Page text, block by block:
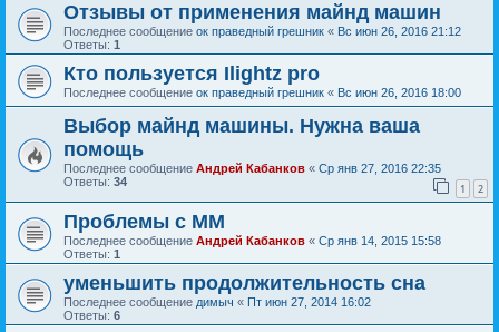
Отзывы от применения майнд машин
Последнее сообщение ок праведный грешник « Вс июн 26, 2016 21:12
Ответы: 1
Кто пользуется Ilightz pro
Последнее сообщение ок праведный грешник « Вс июн 26, 2016 18:00
Выбор майнд машины. Нужна ваша
помощь
Последнее сообщение Андрей Кабанков « Ср янв 27, 2016 22:35
Ответы: 34 1 2
Проблемы с ММ
Последнее сообщение Андрей Кабанков « Ср янв 14, 2015 15:58
Ответы: 1
уменьшить продолжительность сна
Последнее сообщение димыч « Пт июн 27, 2014 16:02
Ответы: 6